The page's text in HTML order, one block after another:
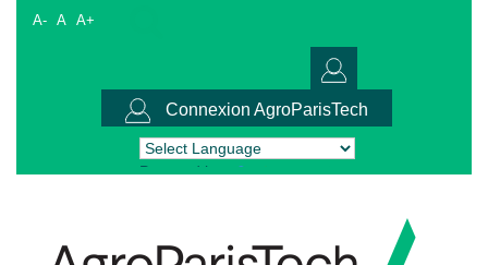
A- A A+
Connexion AgroParisTech
Powered by Translate